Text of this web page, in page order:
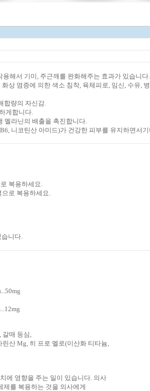
용해서 기미, 주근깨를 완화해주는 효과가 있습니다.
화상 염증에 의한 색소 침착, 육체피로, 임신, 수유,
합량의 자신감.
게 합니다.
멜라닌 의 배출을 촉진 합니다.
B6 니코틴산 아미드)가 건강한 피부를 유지하면서
복용하세요.
으로 복용하세요.
니다.
... 50mg
... 12mg
갈매 등심,
린산 Mg 히 프로 멜로(이산화 티타늄
에 영향을 주는 일이 있습니다. 의사
제를 복용하는 것 을 의사에게